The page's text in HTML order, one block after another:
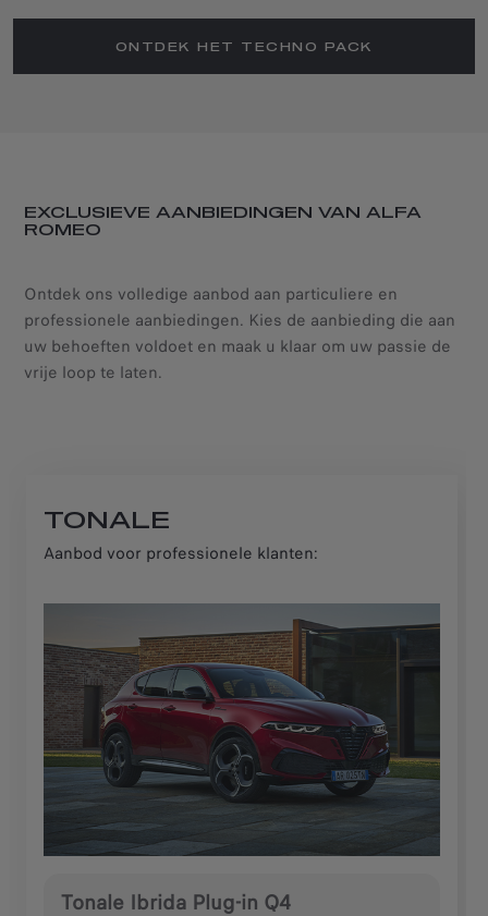
ONTDEK HET TECHNO PACK
EXCLUSIEVE AANBIEDINGEN VAN ALFA
ROMEO
Ontdek ons volledige aanbod aan particuliere en
professionele aanbiedingen. Kies de aanbieding die aan
uw behoeften voldoet en maak u klaar om uw passie de
vrije loop te laten.
TONALE
Aanbod voor professionele klanten:
Tonale Ibrida Plug-in Q4